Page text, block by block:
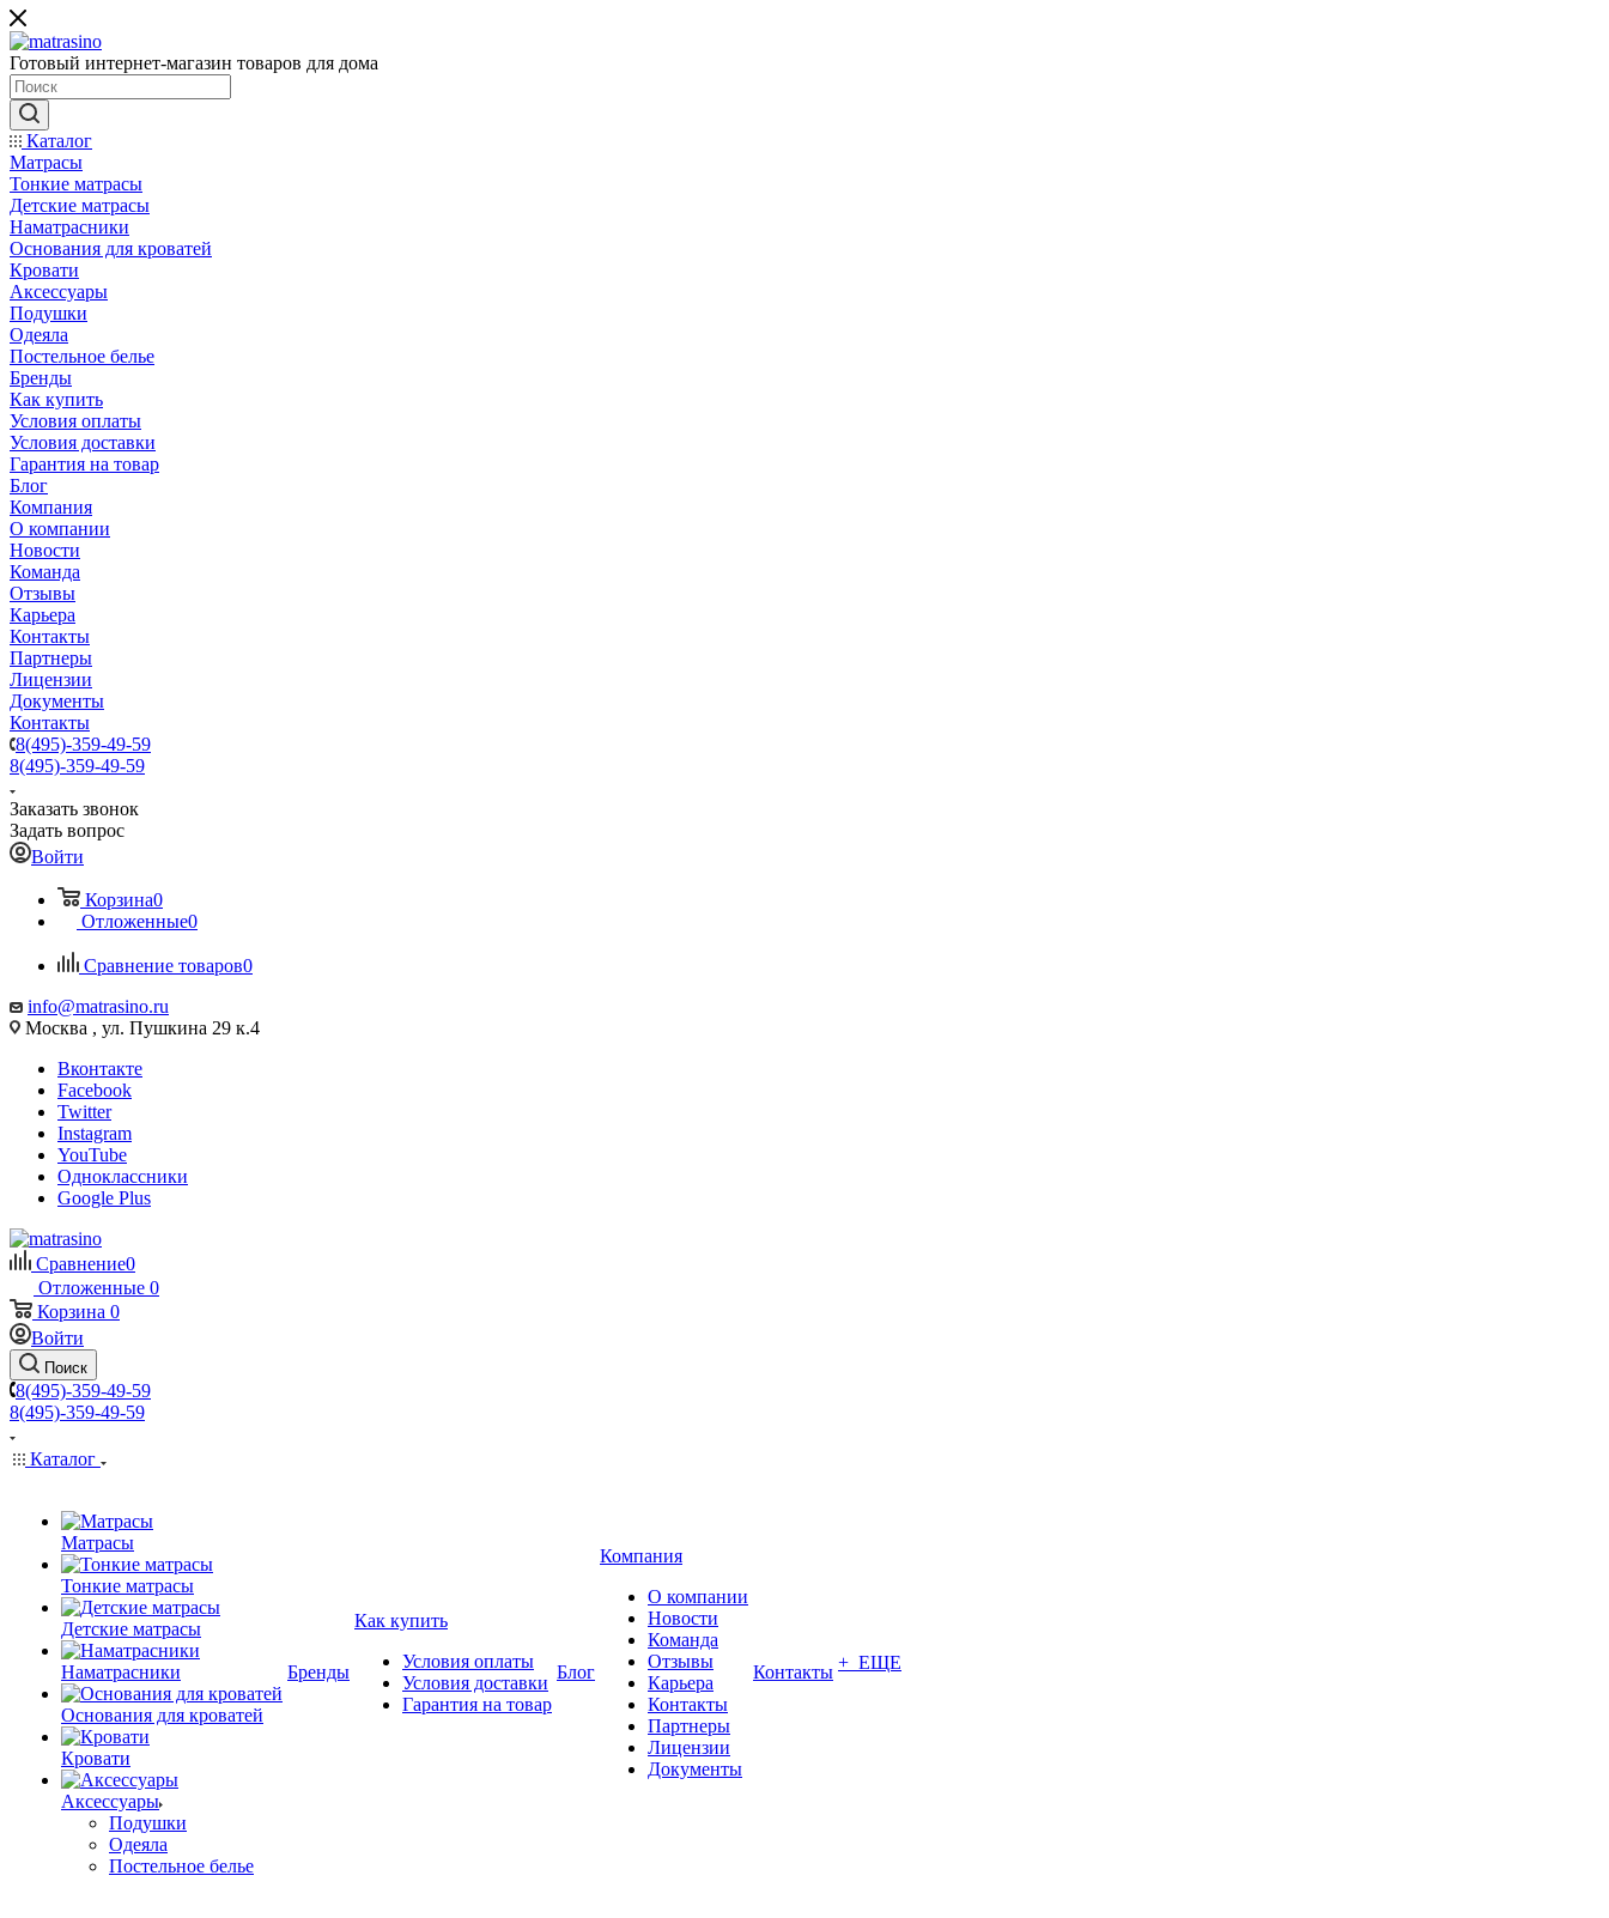
Готовый интернет-магазин товаров для дома
Каталог
Матрасы
Тонкие матрасы
Детские матрасы
Наматрасники
Основания для кроватей
Кровати
Аксессуары
Подушки
Одеяла
Постельное белье
Бренды
Как купить
Условия оплаты
Условия доставки
Гарантия на товар
Блог
Компания
О компании
Новости
Команда
Отзывы
Карьера
Контакты
Партнеры
Лицензии
Документы
Контакты
8(495)-359-49-59
8(495)-359-49-59
Заказать звонок
Задать вопрос
Войти
Корзина0
Отложенные0
Сравнение товаров0
info@matrasino.ru
Москва , ул. Пушкина 29 к.4
Вконтакте
Facebook
Twitter
Instagram
YouTube
Одноклассники
Google Plus
Сравнение0
Отложенные 0
Корзина 0
Войти
Поиск
8(495)-359-49-59
8(495)-359-49-59
Каталог
Матрасы
Тонкие матрасы
Детские матрасы
Наматрасники
Основания для кроватей
Кровати
Аксессуары
Подушки
Одеяла
Постельное белье
Бренды
Как купить
Условия оплаты
Условия доставки
Гарантия на товар
Блог
Компания
О компании
Новости
Команда
Отзывы
Карьера
Контакты
Партнеры
Лицензии
Документы
Контакты + ЕЩЕ